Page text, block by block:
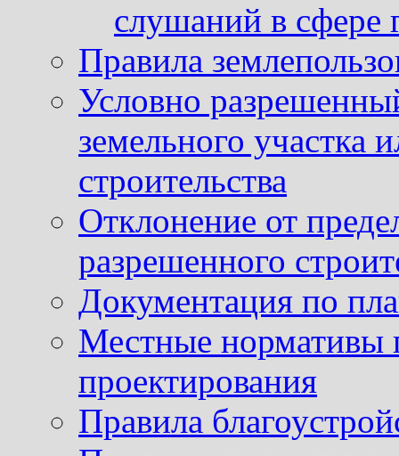
слушаний в сфере
Правила
Условно
земельного участка
строительства
Отклонение от
разрешенного
Документация по
Местные нормативы
проектирования
Правила